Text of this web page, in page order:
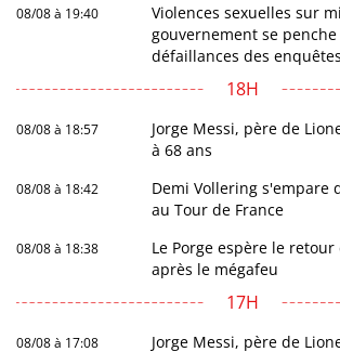
08/08 à 19:40
Violences sexuelles sur
gouvernement se
défaillances des enquêtes
18H
08/08 à 18:57
Jorge Messi, père de
à 68 ans
08/08 à 18:42
Demi Vollering s'empare
au Tour de France
08/08 à 18:38
Le Porge espère le
après le mégafeu
17H
08/08 à 17:08
Jorge Messi, père de